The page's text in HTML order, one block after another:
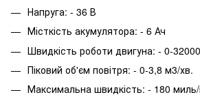
Напруга: - 36 В
Місткість акумулятора: - 6 Ач
Швидкість роботи двигуна: - 0-
Піковий об'єм повітря: - 0-3,8 м3/хв.
Максимальна швидкість: - 180